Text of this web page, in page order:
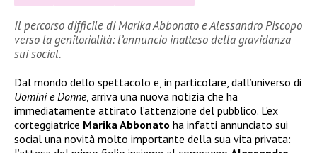
Il percorso difficile di Marika Abbonato e Alessandro Piscopo
verso la genitorialità: l’annuncio inatteso della gravidanza
sui social.
Dal mondo dello spettacolo e, in particolare, dall’universo di
Uomini e Donne, arriva una nuova notizia che ha
immediatamente attirato l’attenzione del pubblico. L’ex
corteggiatrice Marika Abbonato ha infatti annunciato sui
social una novità molto importante della sua vita privata: